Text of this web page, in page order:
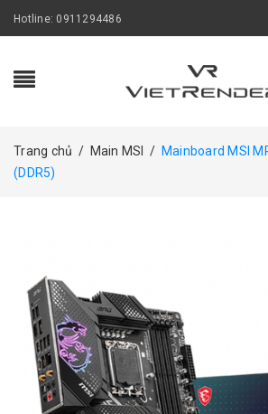
Hotline: 0911294486
Trang chủ / Main MSI / Mainboard MSI
(DDR5)